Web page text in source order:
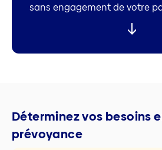
sans engagement de votre
Déterminez vos besoins
prévoyance